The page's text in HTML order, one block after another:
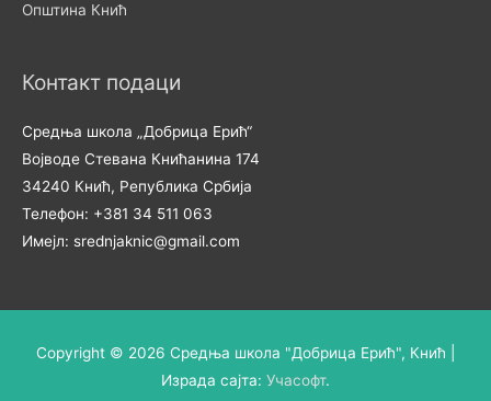
Општина Кнић
Контакт подаци
Средња школа „Добрица Ерић“
Војводе Стевана Книћанина 174
34240 Кнић, Република Србија
Телефон: +381 34 511 063
Имејл: srednjaknic@gmail.com
Copyright © 2026 Средња школа "Добрица Ерић", Кнић
Израда сајта: Учасофт.